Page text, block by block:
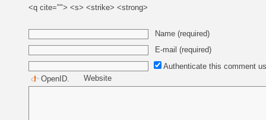
<q cite=""> <s> <strike> <strong>
Name (required)
E-mail (required)
Authenticate this comment
OpenID. Website